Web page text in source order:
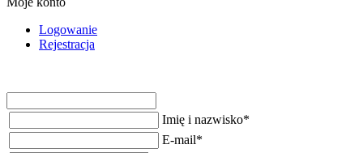
Logowanie
Rejestracja
Imię i nazwisko*
E-mail*